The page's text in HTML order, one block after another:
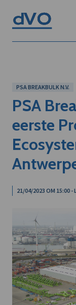
PSA BREAKBULK N.V.
PSA
eerste
21/04/2023 OM 15:00